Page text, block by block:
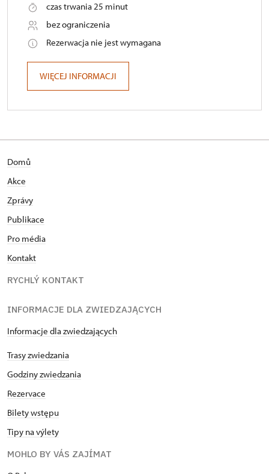
czas trwania 25 minut
bez ograniczenia
Rezerwacja nie jest wymagana
WIĘCEJ INFORMACJI
Domů
Akce
Zprávy
Publikace
Pro média
Kontakt
RYCHLÝ KONTAKT
INFORMACJE DLA ZWIEDZAJĄCYCH
Informacje dla zwiedzających
Trasy zwiedzania
Godziny zwiedzania
Rezervace
Bilety wstępu
Tipy na výlety
MOHLO BY VÁS ZAJÍMAT